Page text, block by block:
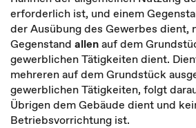
erforderlich ist, und einem
der Ausübung des Gewerbes dient,
Gegenstand allenauf dem
gewerblichen Tätigkeiten dient.
mehreren auf dem Grundstück
gewerblichen Tätigkeiten, folgt
Übrigen dem Gebäude dient und
Betriebsvorrichtung ist.